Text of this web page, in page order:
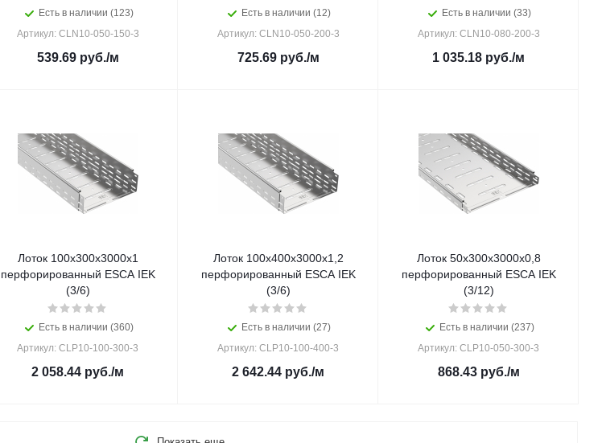
Есть в наличии (123)
Артикул: CLN10-050-150-3
539.69руб./м
Есть в наличии (12)
Артикул: CLN10-050-200-3
725.69руб./м
Есть в наличии (33)
Артикул: CLN10-080-200-3
1 035.18 руб./м
Лоток 100х300х3000х1
перфорированный ESCA IEK
(3/6)
Есть в наличии (360)
Артикул: CLP10-100-300-3
2 058.44 руб./м
Лоток 100х400х3000х1,2
перфорированный ESCA IEK
(3/6)
Есть в наличии (27)
Артикул: CLP10-100-400-3
2 642.44 руб./м
Лоток 50х300х3000х0,8
перфорированный ESCA IEK
(3/12)
Есть в наличии (237)
Артикул: CLP10-050-300-3
868.43руб./м